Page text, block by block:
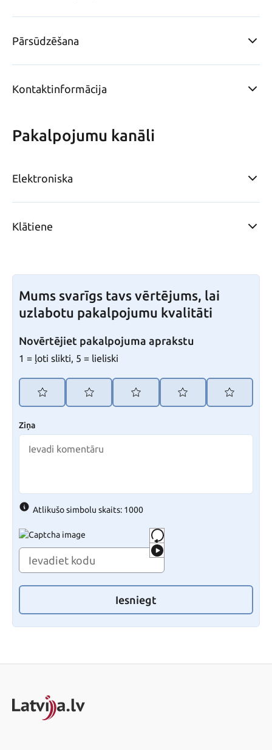
Pārsūdzēšana
Kontaktinformācija
Pakalpojumu kanāli
Elektroniska
Klātiene
Mums svarīgs tavs vērtējums, lai
uzlabotu pakalpojumu kvalitāti
Novērtējiet pakalpojuma aprakstu
1 = ļoti slikti, 5 = lieliski
Ziņa
Atlikušo simbolu skaits: 1000
Iesniegt